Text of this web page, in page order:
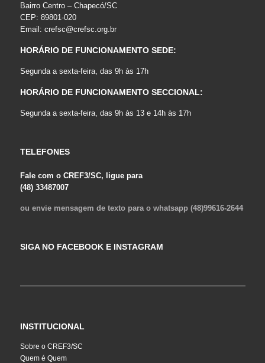
Bairro Centro – Chapecó/SC
CEP: 89801-020
Email: crefsc@crefsc.org.br
HORÁRIO DE FUNCIONAMENTO SEDE:
Segunda a sexta-feira, das 9h às 17h
HORÁRIO DE FUNCIONAMENTO SECCIONAL:
Segunda a sexta-feira, das 9h às 13 e 14h às 17h
TELEFONES
Fale com o CREF3/SC, ligue para
(48) 33487007
ou envie mensagem de texto para o whatsapp (48)99616-2644
SIGA NO FACEBOOK E INSTAGRAM
INSTITUCIONAL
Sobre o CREF3/SC
Quem é Quem